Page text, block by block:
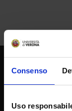
Consenso
Uso